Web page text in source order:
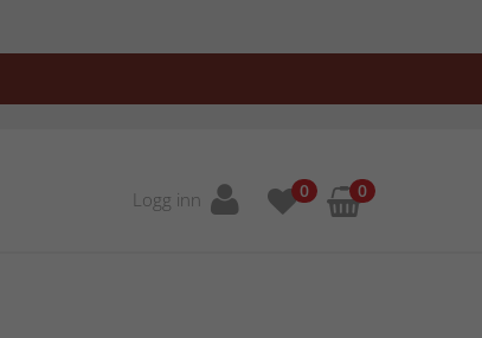
Logg inn 0 0